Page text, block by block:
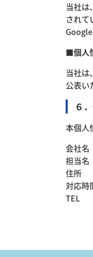
器
当社
されて
■個人
当社は
公表い
６
本個人
会社
担当
住所
対応